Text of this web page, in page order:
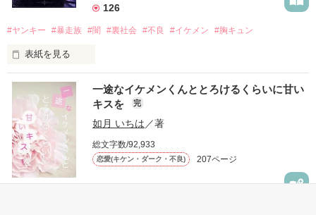
高校生になって再会した彼は、隣の学校で”王子様”と呼ばれる
他の女の子には冷たいのに
私にだけ昔と変わらない笑顔を向けてくる。
「澪ちゃん。」
それは止まっていた恋が再び動き始める合図──。
✨.ﾟ･*..☆.｡.:*✨.☆.｡.:. *:ﾟ✨.ﾟ･*..☆.｡.:*✨
126
#ヤンキー #暴走族 #闇 #裏社会 #不良 #イケメン #胸キュン
表紙を見る
表紙画像はAIです
作品を読む
一途なイケメンくんととろけるくらいに甘い
キスを
完
如月 いちは ／著
総文字数/92,933
恋愛(キケン・ダーク・不良) 207ページ